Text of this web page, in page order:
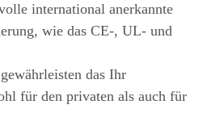
international anerkannte
wie das CE-, UL- und
das Ihr
für den privaten als auch für